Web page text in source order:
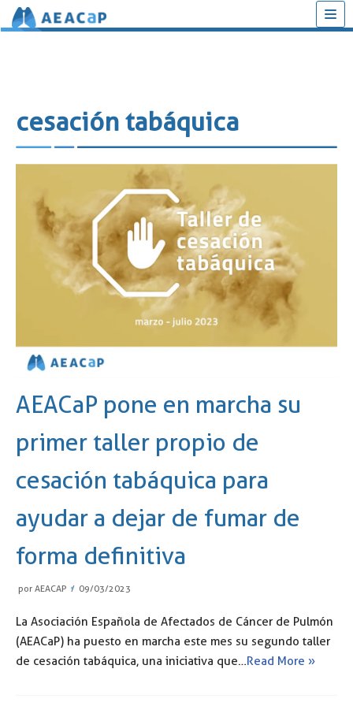
cesación tabáquica
AEACaP pone en marcha su
primer taller propio de
cesación tabáquica para
ayudar a dejar de fumar de
forma definitiva
por AEACAP 09/03/2023
La Asociación Española de Afectados de Cáncer de Pulmón
(AEACaP) ha puesto en marcha este mes su segundo taller
de cesación tabáquica, una iniciativa que…Read More »